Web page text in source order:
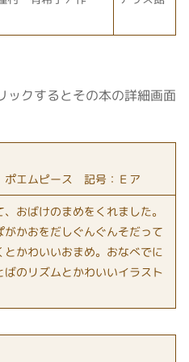
クするとその本の詳細画面
ポエムピース 記号：Ｅア
おばけのまめをくれました。
かおをだしぐんぐんそだって
かわいいおまめ。おなべでに
のリズムとかわいいイラスト